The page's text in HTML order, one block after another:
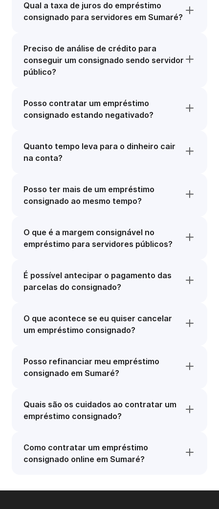
Qual a taxa de juros do empréstimo
consignado para servidores em Sumaré?
Preciso de análise de crédito para
conseguir um consignado sendo servidor
público?
Posso contratar um empréstimo
consignado estando negativado?
Quanto tempo leva para o dinheiro cair
na conta?
Posso ter mais de um empréstimo
consignado ao mesmo tempo?
O que é a margem consignável no
empréstimo para servidores públicos?
É possível antecipar o pagamento das
parcelas do consignado?
O que acontece se eu quiser cancelar
um empréstimo consignado?
Posso refinanciar meu empréstimo
consignado em Sumaré?
Quais são os cuidados ao contratar um
empréstimo consignado?
Como contratar um empréstimo
consignado online em Sumaré?